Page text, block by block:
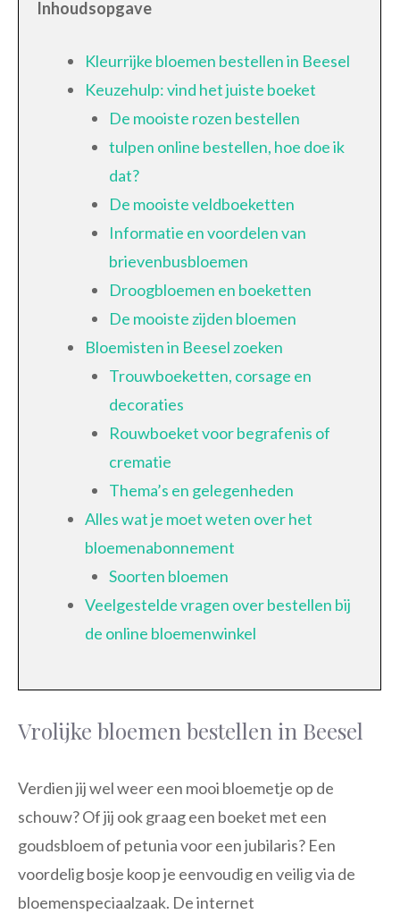
Inhoudsopgave
Kleurrijke bloemen bestellen in Beesel
Keuzehulp: vind het juiste boeket
De mooiste rozen bestellen
tulpen online bestellen, hoe doe ik
dat?
De mooiste veldboeketten
Informatie en voordelen van
brievenbusbloemen
Droogbloemen en boeketten
De mooiste zijden bloemen
Bloemisten in Beesel zoeken
Trouwboeketten, corsage en
decoraties
Rouwboeket voor begrafenis of
crematie
Thema’s en gelegenheden
Alles wat je moet weten over het
bloemenabonnement
Soorten bloemen
Veelgestelde vragen over bestellen bij
de online bloemenwinkel
Vrolijke bloemen bestellen in Beesel
Verdien jij wel weer een mooi bloemetje op de
schouw? Of jij ook graag een boeket met een
goudsbloem of petunia voor een jubilaris? Een
voordelig bosje koop je eenvoudig en veilig via de
bloemenspeciaalzaak. De internet